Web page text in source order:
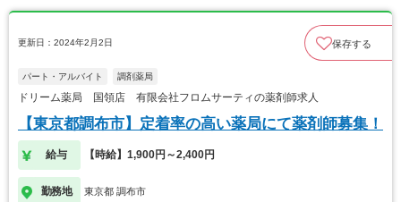
更新日：2024年2月2日 保存する
パート・アルバイト 調剤薬局
ドリーム薬局 国領店 有限会社フロムサーティの薬剤師求人
【東京都調布市】定着率の高い薬局にて薬剤師募集！
給与 【時給】1,900円～2,400円
勤務地 東京都 調布市